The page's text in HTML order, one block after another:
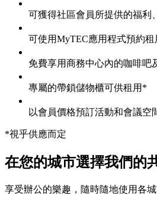
可獲得社區會員所提供的福利
可使用MyTEC應用程式預約租
免費享用商務中心內的咖啡吧
專屬的帶鎖儲物櫃可供租用*
以會員價格預訂活動和會議空
*視乎供應而定
在您的城市選擇我們的
享受辦公的樂趣，隨時隨地使用各